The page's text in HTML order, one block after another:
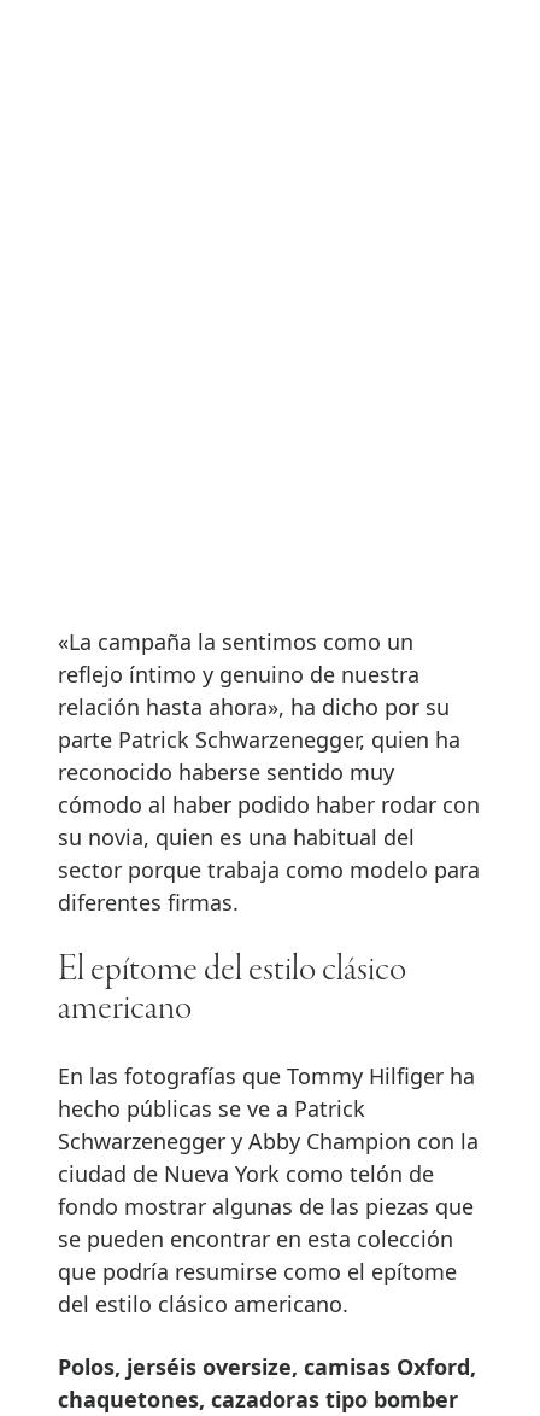
«La campaña la sentimos como un
reflejo íntimo y genuino de nuestra
relación hasta ahora», ha dicho por su
parte Patrick Schwarzenegger, quien ha
reconocido haberse sentido muy
cómodo al haber podido haber rodar con
su novia, quien es una habitual del
sector porque trabaja como modelo para
diferentes firmas.
El epítome del estilo clásico
americano
En las fotografías que Tommy Hilfiger ha
hecho públicas se ve a Patrick
Schwarzenegger y Abby Champion con la
ciudad de Nueva York como telón de
fondo mostrar algunas de las piezas que
se pueden encontrar en esta colección
que podría resumirse como el epítome
del estilo clásico americano.
Polos, jerséis oversize, camisas Oxford,
chaquetones, cazadoras tipo bomber